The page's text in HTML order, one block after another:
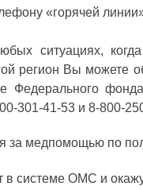
«горячей
ситуациях,
регион Вы
Федерального
301-41-53 и 8-800-
за медпомощью по
системе ОМС и